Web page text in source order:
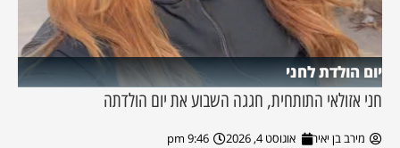
יום הולדת לחני
חני אזולאי התותחית, חגגה השבוע את יום הולדתה
מירב בן יאיר אוגוסט 4, 2026 9:46 pm